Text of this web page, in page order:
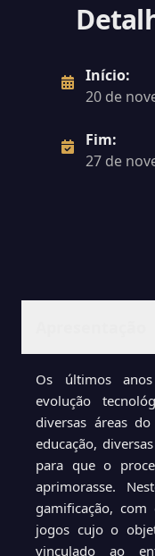
Início:
20 de
Fim:
27 de
Os últimos
evolução
diversas áreas
educação,
para que o
aprimorasse.
gamificação,
jogos cujo o
vinculado ao